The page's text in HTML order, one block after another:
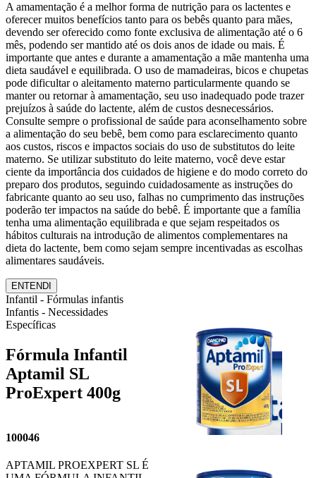
A amamentação é a melhor forma de nutrição para os lactentes e
oferecer muitos benefícios tanto para os bebês quanto para mães,
devendo ser oferecido como fonte exclusiva de alimentação até o 6
mês, podendo ser mantido até os dois anos de idade ou mais. É
importante que antes e durante a amamentação a mãe mantenha uma
dieta saudável e equilibrada. O uso de mamadeiras, bicos e chupetas
pode dificultar o aleitamento materno particularmente quando se
manter ou retornar à amamentação, seu uso inadequado pode trazer
prejuízos à saúde do lactente, além de custos desnecessários.
Consulte sempre o profissional de saúde para aconselhamento sobre
a alimentação do seu bebê, bem como para esclarecimento quanto
aos custos, riscos e impactos sociais do uso de substitutos do leite
materno. Se utilizar substituto do leite materno, você deve estar
ciente da importância dos cuidados de higiene e do modo correto do
preparo dos produtos, seguindo cuidadosamente as instruções do
fabricante quanto ao seu uso, falhas no cumprimento das instruções
poderão ter impactos na saúde do bebê. É importante que a família
tenha uma alimentação equilibrada e que sejam respeitados os
hábitos culturais na introdução de alimentos complementares na
dieta do lactente, bem como sejam sempre incentivadas as escolhas
alimentares saudáveis.
ENTENDI
Infantil - Fórmulas infantis
Infantis - Necessidades
Específicas
Fórmula Infantil
Aptamil SL
ProExpert 400g
100046
APTAMIL PROEXPERT SL É